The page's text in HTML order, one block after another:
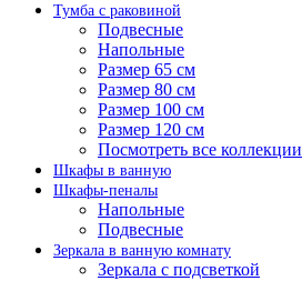
Тумба с раковиной
Подвесные
Напольные
Размер 65 см
Размер 80 см
Размер 100 см
Размер 120 см
Посмотреть все коллекции
Шкафы в ванную
Шкафы-пеналы
Напольные
Подвесные
Зеркала в ванную комнату
Зеркала с подсветкой